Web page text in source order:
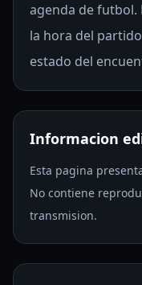
agenda de futbol.
la hora del
estado del
Informacion
Esta pagina
No contiene
transmision.